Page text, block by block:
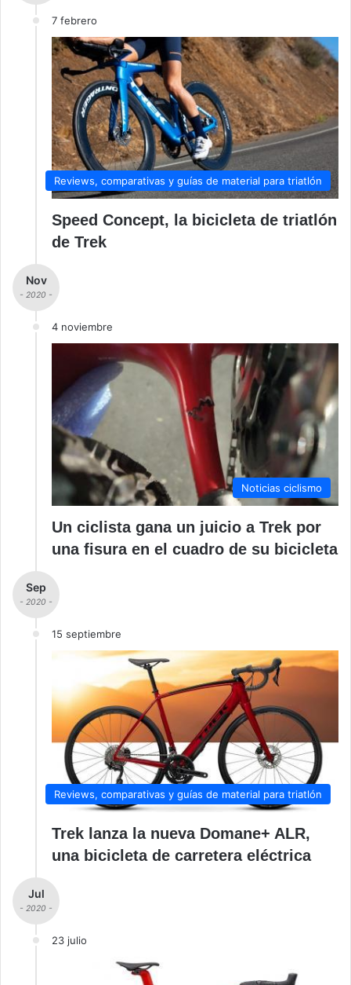
7 febrero
Reviews, comparativas y guías de material para triatlón
Speed Concept, la bicicleta de triatlón
de Trek
Nov
- 2020 -
4 noviembre
Noticias ciclismo
Un ciclista gana un juicio a Trek por
una fisura en el cuadro de su bicicleta
Sep
- 2020 -
15 septiembre
Reviews, comparativas y guías de material para triatlón
Trek lanza la nueva Domane+ ALR,
una bicicleta de carretera eléctrica
Jul
- 2020 -
23 julio